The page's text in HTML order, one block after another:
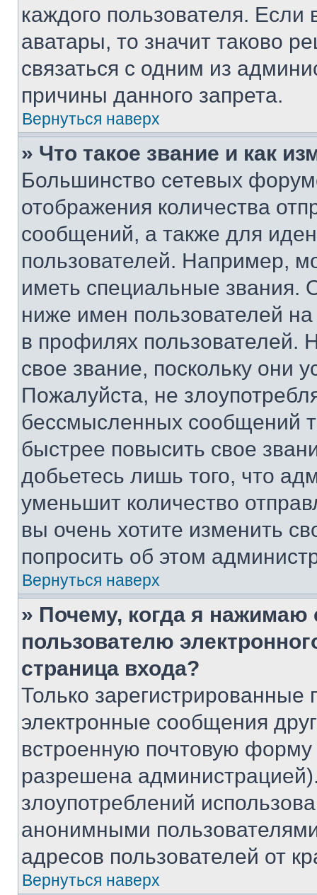
каждого пользователя.
аватары, то значит таково
связаться с одним из
причины данного запрета.
Вернуться наверх
» Что такое звание и как
Большинство сетевых
отображения количества
сообщений, а также для
пользователей. Например,
иметь специальные звания.
ниже имен пользователей
в профилях
свое звание, поскольку они
Пожалуйста, не
бессмысленных сообщений
быстрее повысить свое
добьетесь лишь того, что
уменьшит количество
вы очень хотите изменить
попросить об этом
Вернуться наверх
» Почему, когда я нажимаю
пользователю
страница входа?
Только зарегистрированные
электронные сообщения
встроенную почтовую
разрешена
злоупотреблений
анонимными
адресов пользователей от
Вернуться наверх